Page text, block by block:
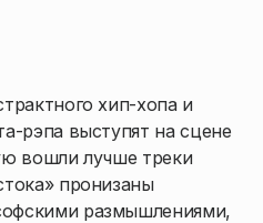
хип-хопа и
рэпа выступят на сцене
вошли лучше треки
пронизаны
размышлениями,